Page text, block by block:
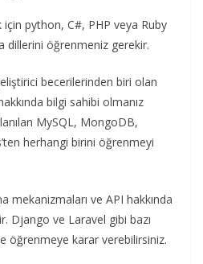
python, C#, PHP veya Ruby
dillerini öğrenmeniz gerekir.
becerilerinden biri olan
bilgi sahibi olmanız
MySQL, MongoDB,
herhangi birini öğrenmeyi
mekanizmaları ve API hakkında
Django ve Laravel gibi bazı
öğrenmeye karar verebilirsiniz.